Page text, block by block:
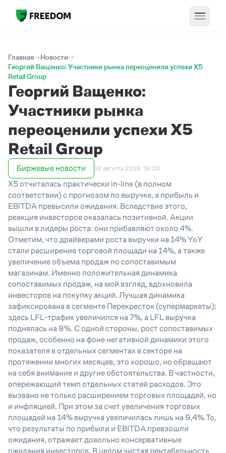
Главная
Новости
Георгий Ващенко: Участники рынка переоценили успехи X5
Retail Group
Георгий Ващенко:
Участники рынка
переоценили успехи X5
Retail Group
Биржевые новости 16 августа 2019, 16:20
X5 отчиталась практически in-line (в полном
соответствии) с прогнозом по выручке, а прибыль и
EBITDA превысили ожидания. Вследствие этого,
реакция инвесторов оказалась позитивной. Акции
вышли в лидеры роста: они прибавляют около 4%.
Отметим, что драйверами роста выручки на 14% YoY
стали расширение торговой площади на 14%, а также
увеличение объема продаж по сопоставимым
магазинам. Именно положительная динамика
сопоставимых продаж, на мой взгляд, вдохновила
инвесторов на покупку акций. Лучшая динамика
зафиксирована в сегменте Перекресток (супермаркеты):
здесь LFL-трафик увеличился на 7%, а LFL выручка
поднялась на 8%. С одной стороны, рост сопоставимых
продаж, особенно на фоне негативной динамики этого
показателя в отдельных сегментах в секторе на
протяжении многих месяцев, это хорошо, но обращают
на себя внимание и другие обстоятельства. В частности,
опережающий темп отдельных статей расходов. Это
вызвано не только расширением торговых площадей, но
и инфляцией. При этом за счет увеличения торговых
площадей на 14% выручка увеличилась лишь на 9,4%.То,
что результаты по прибыли и EBITDA превзошли
ожидания, отражает довольно консервативные
ожидания инвесторов. В целом чистая рентабельность